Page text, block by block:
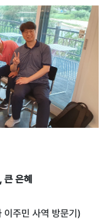
, 큰 은혜
이주민 사역 방문기)